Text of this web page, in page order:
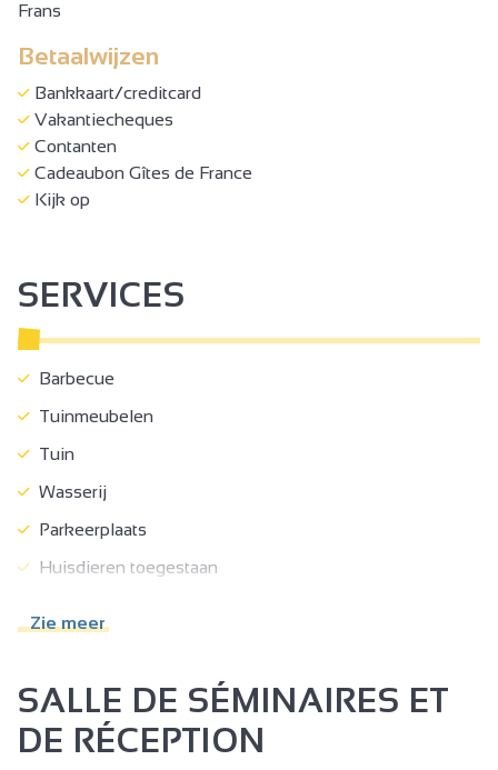
Frans
Betaalwijzen
Bankkaart/creditcard
Vakantiecheques
Contanten
Cadeaubon Gîtes de France
Kijk op
SERVICES
Barbecue
Tuinmeubelen
Tuin
Wasserij
Parkeerplaats
Huisdieren toegestaan
Collectieve wasmachine
Televisie
Zie meer
SALLE DE SÉMINAIRES ET
DE RÉCEPTION